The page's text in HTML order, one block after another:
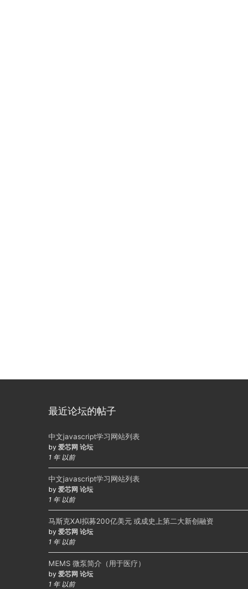
最近论坛的帖子
中文javascript学习网站列表
by 爱芯网 论坛
1 年 以前
中文javascript学习网站列表
by 爱芯网 论坛
1 年 以前
马斯克XAI拟募200亿美元 或成史上第二大新创融资
by 爱芯网 论坛
1 年 以前
MEMS 微泵简介（用于医疗）
by 爱芯网 论坛
1 年 以前